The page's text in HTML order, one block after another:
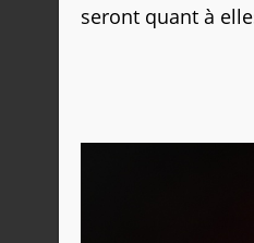
seront quant à